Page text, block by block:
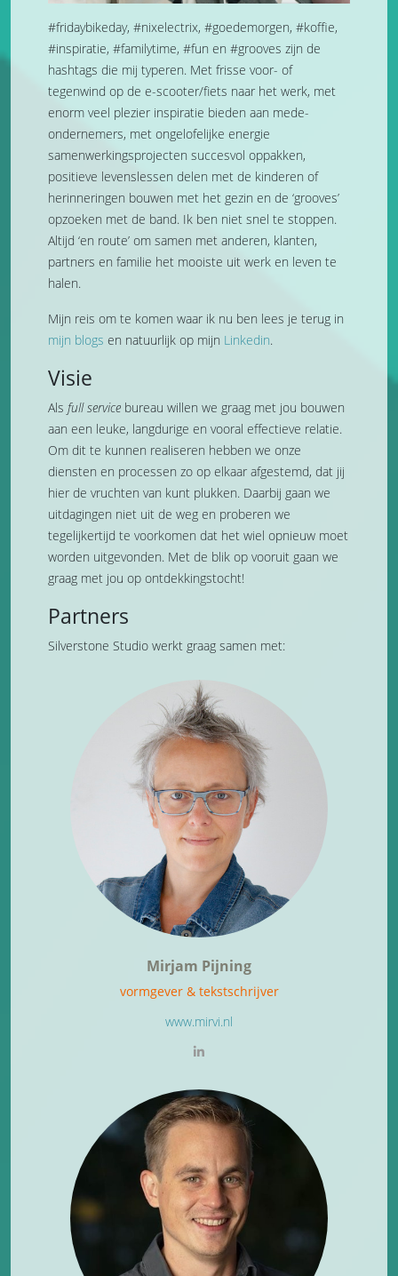
#fridaybikeday, #nixelectrix, #goedemorgen, #koffie,
#inspiratie, #familytime, #fun en #grooves zijn de
hashtags die mij typeren. Met frisse voor- of
tegenwind op de e-scooter/fiets naar het werk, met
enorm veel plezier inspiratie bieden aan mede-
ondernemers, met ongelofelijke energie
samenwerkingsprojecten succesvol oppakken,
positieve levenslessen delen met de kinderen of
herinneringen bouwen met het gezin en de ‘grooves’
opzoeken met de band. Ik ben niet snel te stoppen.
Altijd ‘en route’ om samen met anderen, klanten,
partners en familie het mooiste uit werk en leven te
halen.
Mijn reis om te komen waar ik nu ben lees je terug in
mijn blogs en natuurlijk op mijn Linkedin.
Visie
Als full service bureau willen we graag met jou bouwen
aan een leuke, langdurige en vooral effectieve relatie.
Om dit te kunnen realiseren hebben we onze
diensten en processen zo op elkaar afgestemd, dat jij
hier de vruchten van kunt plukken. Daarbij gaan we
uitdagingen niet uit de weg en proberen we
tegelijkertijd te voorkomen dat het wiel opnieuw moet
worden uitgevonden. Met de blik op vooruit gaan we
graag met jou op ontdekkingstocht!
Partners
Silverstone Studio werkt graag samen met:
Mirjam Pijning
vormgever & tekstschrijver
www.mirvi.nl